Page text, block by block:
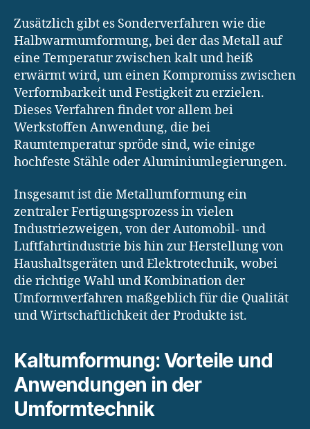
Zusätzlich gibt es Sonderverfahren wie die
Halbwarmumformung, bei der das Metall auf
eine Temperatur zwischen kalt und heiß
erwärmt wird, um einen Kompromiss zwischen
Verformbarkeit und Festigkeit zu erzielen.
Dieses Verfahren findet vor allem bei
Werkstoffen Anwendung, die bei
Raumtemperatur spröde sind, wie einige
hochfeste Stähle oder Aluminiumlegierungen.
Insgesamt ist die Metallumformung ein
zentraler Fertigungsprozess in vielen
Industriezweigen, von der Automobil- und
Luftfahrtindustrie bis hin zur Herstellung von
Haushaltsgeräten und Elektrotechnik, wobei
die richtige Wahl und Kombination der
Umformverfahren maßgeblich für die Qualität
und Wirtschaftlichkeit der Produkte ist.
Kaltumformung: Vorteile und
Anwendungen in der
Umformtechnik